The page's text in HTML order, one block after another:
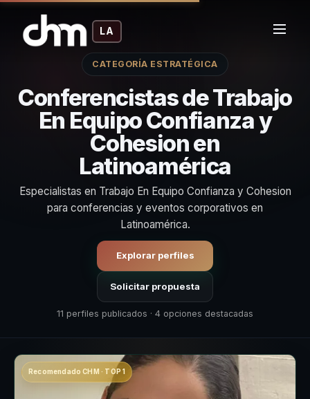
LA
CATEGORÍA ESTRATÉGICA
Conferencistas de Trabajo
En Equipo Confianza y
Cohesion en
Latinoamérica
Especialistas en Trabajo En Equipo Confianza y Cohesion
para conferencias y eventos corporativos en
Latinoamérica.
Explorar perfiles
Solicitar propuesta
11 perfiles publicados · 4 opciones destacadas
Recomendado CHM · TOP 1